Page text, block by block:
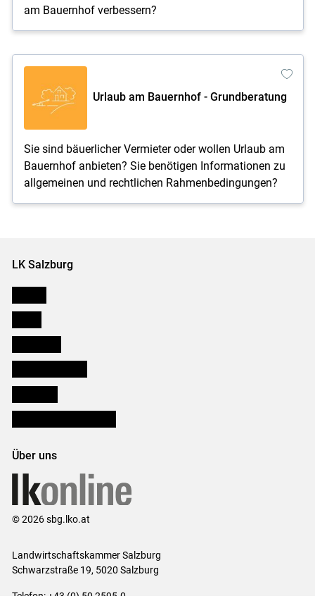
am Bauernhof verbessern?
Urlaub am Bauernhof - Grundberatung
Sie sind bäuerlicher Vermieter oder wollen Urlaub am
Bauernhof anbieten? Sie benötigen Informationen zu
allgemeinen und rechtlichen Rahmenbedingungen?
LK Salzburg
Über uns
© 2026 sbg.lko.at
Landwirtschaftskammer Salzburg
Schwarzstraße 19, 5020 Salzburg